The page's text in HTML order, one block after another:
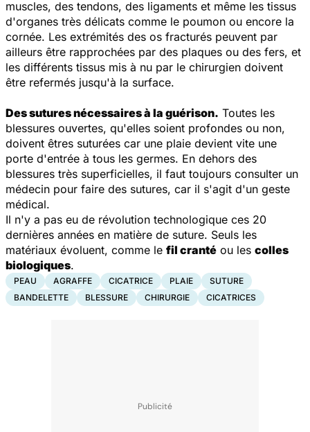
muscles, des tendons, des ligaments et même les tissus
d'organes très délicats comme le poumon ou encore la
cornée. Les extrémités des os fracturés peuvent par
ailleurs être rapprochées par des plaques ou des fers, et
les différents tissus mis à nu par le chirurgien doivent
être refermés jusqu'à la surface.
Des sutures nécessaires à la guérison. Toutes les
blessures ouvertes, qu'elles soient profondes ou non,
doivent êtres suturées car une plaie devient vite une
porte d'entrée à tous les germes. En dehors des
blessures très superficielles, il faut toujours consulter un
médecin pour faire des sutures, car il s'agit d'un geste
médical.
Il n'y a pas eu de révolution technologique ces 20
dernières années en matière de suture. Seuls les
matériaux évoluent, comme le fil cranté ou les colles
biologiques.
PEAU AGRAFFE CICATRICE PLAIE
SUTURE
BANDELETTE
BLESSURE CHIRURGIE CICATRICES